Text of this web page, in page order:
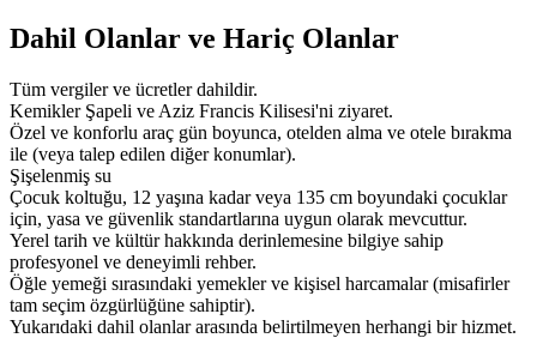
Dahil Olanlar ve Hariç Olanlar
Tüm vergiler ve ücretler dahildir.
Kemikler Şapeli ve Aziz Francis Kilisesi'ni ziyaret.
Özel ve konforlu araç gün boyunca, otelden alma ve otele bırakma
ile (veya talep edilen diğer konumlar).
Şişelenmiş su
Çocuk koltuğu, 12 yaşına kadar veya 135 cm boyundaki çocuklar
için, yasa ve güvenlik standartlarına uygun olarak mevcuttur.
Yerel tarih ve kültür hakkında derinlemesine bilgiye sahip
profesyonel ve deneyimli rehber.
Öğle yemeği sırasındaki yemekler ve kişisel harcamalar (misafirler
tam seçim özgürlüğüne sahiptir).
Yukarıdaki dahil olanlar arasında belirtilmeyen herhangi bir hizmet.